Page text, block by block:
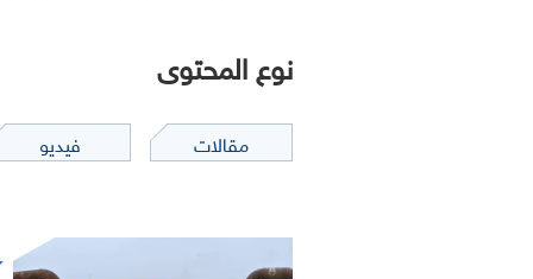
نوع المحتوى
مقالات فيديو